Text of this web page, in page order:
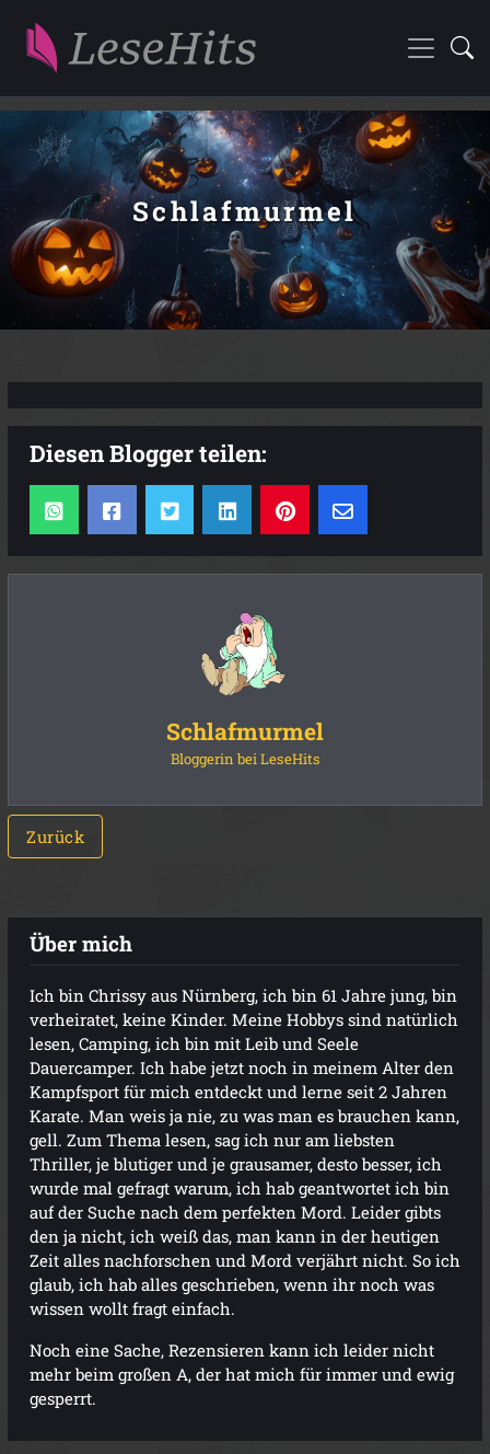
Schlafmurmel
Diesen Blogger teilen:
Schlafmurmel
Bloggerin bei LeseHits
Zurück
Über mich
Ich bin Chrissy aus Nürnberg, ich bin 61 Jahre jung, bin
verheiratet, keine Kinder. Meine Hobbys sind natürlich
lesen, Camping, ich bin mit Leib und Seele
Dauercamper. Ich habe jetzt noch in meinem Alter den
Kampfsport für mich entdeckt und lerne seit 2 Jahren
Karate. Man weis ja nie, zu was man es brauchen kann,
gell. Zum Thema lesen, sag ich nur am liebsten
Thriller, je blutiger und je grausamer, desto besser, ich
wurde mal gefragt warum, ich hab geantwortet ich bin
auf der Suche nach dem perfekten Mord. Leider gibts
den ja nicht, ich weiß das, man kann in der heutigen
Zeit alles nachforschen und Mord verjährt nicht. So ich
glaub, ich hab alles geschrieben, wenn ihr noch was
wissen wollt fragt einfach.
Noch eine Sache, Rezensieren kann ich leider nicht
mehr beim großen A, der hat mich für immer und ewig
gesperrt.